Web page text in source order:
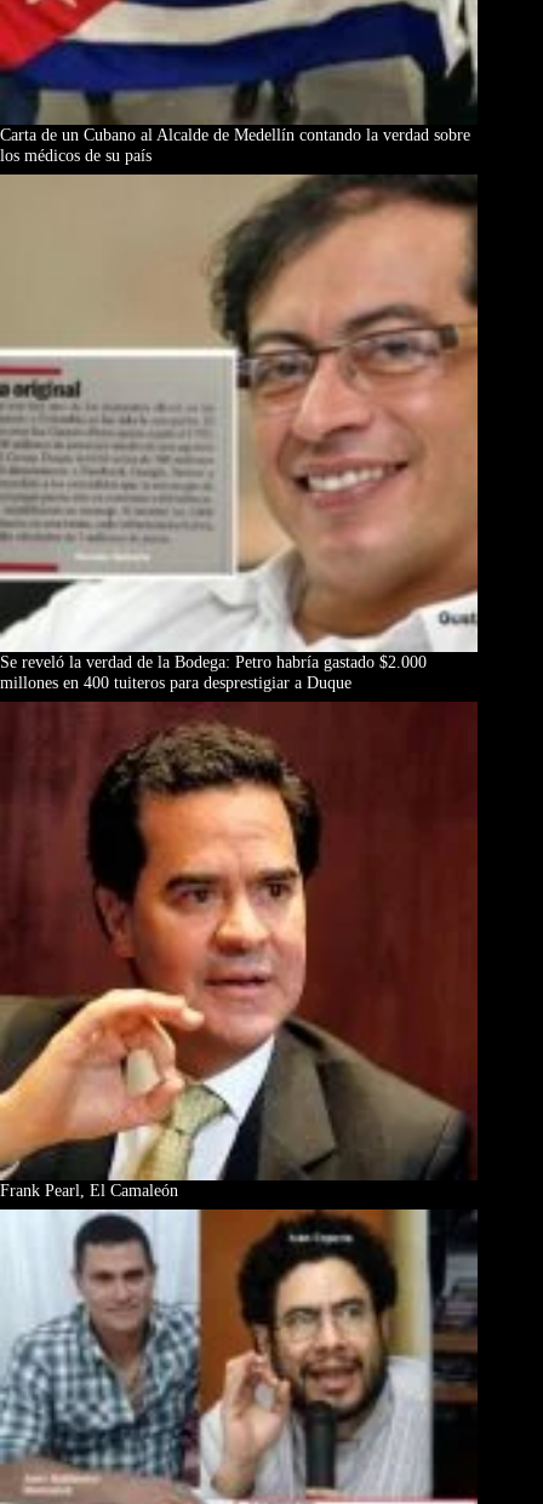
Carta de un Cubano al Alcalde de Medellín contando la verdad sobre
los médicos de su país
Se reveló la verdad de la Bodega: Petro habría gastado $2.000
millones en 400 tuiteros para desprestigiar a Duque
Frank Pearl, El Camaleón